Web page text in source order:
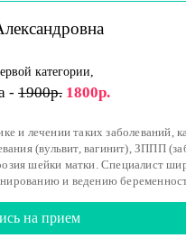
категории,
- 1900р. 1800р.
и лечении таких заболеваний,
(вульвит, вагинит), ЗППП
шейки матки. Специалист
и ведению
на прием